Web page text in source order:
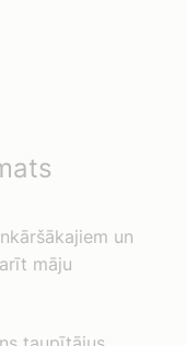
un
māju